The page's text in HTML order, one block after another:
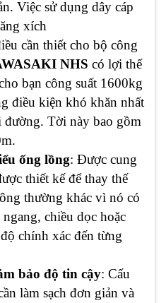
Việc sử dụng dây cáp
xích
cần thiết cho bộ công
NHS có lợi thế
bạn công suất 1600kg
điều kiện khó khăn nhất
đường. Tời này bao gồm
ống lồng: Được cung
thiết kế để thay thế
thường khác vì nó có
chiều dọc hoặc
chính xác đến từng
bảo độ tin cậy: Cấu
làm sạch đơn giản và